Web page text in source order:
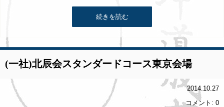
続きを読む
(一社)北辰会スタンダードコース東京会場
2014.10.27
コメント: 0